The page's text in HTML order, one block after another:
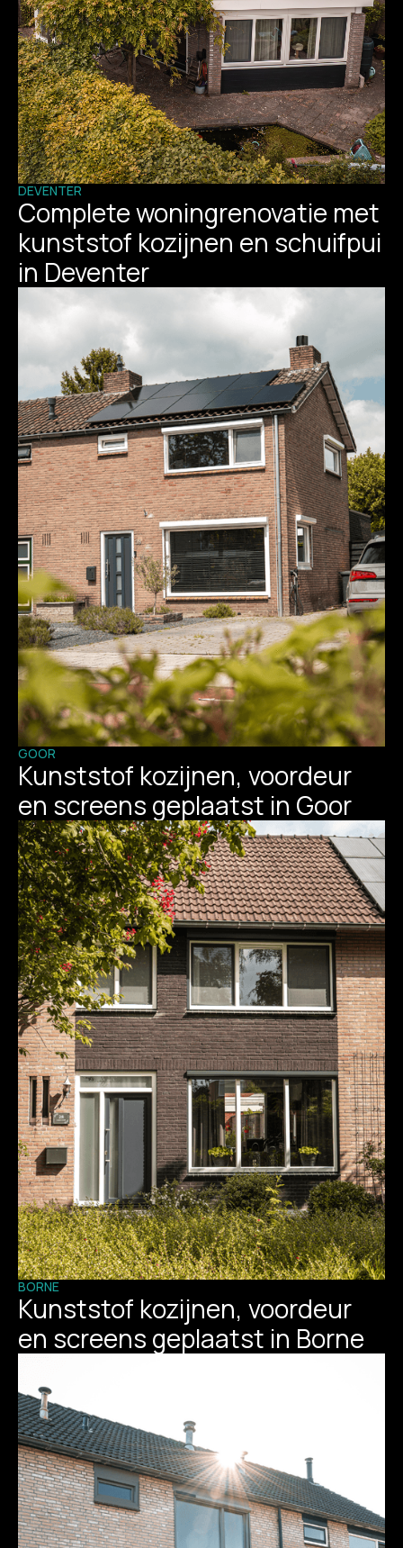
DEVENTER
Complete woningrenovatie met
kunststof kozijnen en schuifpui
in Deventer
GOOR
Kunststof kozijnen, voordeur
en screens geplaatst in Goor
BORNE
Kunststof kozijnen, voordeur
en screens geplaatst in Borne